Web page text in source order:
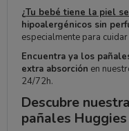
¿Tu bebé tiene la piel
hipoalergénicos sin
especialmente para
Encuentra ya los
extra absorción en
24/72h.
Descubre
pañales Huggies